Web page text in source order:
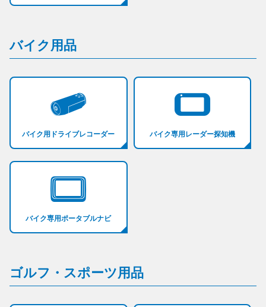
バイク用品
バイク用ドライブレコーダー バイク専用レーダー探知機
バイク専用ポータブルナビ
ゴルフ・スポーツ用品